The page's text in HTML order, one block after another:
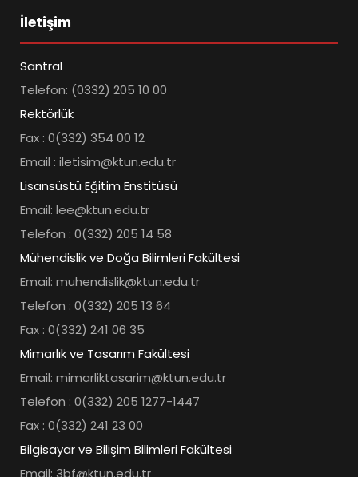
İletişim
Santral
Telefon: (0332) 205 10 00
Rektörlük
Fax : 0(332) 354 00 12
Email : iletisim@ktun.edu.tr
Lisansüstü Eğitim Enstitüsü
Email: lee@ktun.edu.tr
Telefon : 0(332) 205 14 58
Mühendislik ve Doğa Bilimleri Fakültesi
Email: muhendislik@ktun.edu.tr
Telefon : 0(332) 205 13 64
Fax : 0(332) 241 06 35
Mimarlık ve Tasarım Fakültesi
Email: mimarliktasarim@ktun.edu.tr
Telefon : 0(332) 205 1277-1447
Fax : 0(332) 241 23 00
Bilgisayar ve Bilişim Bilimleri Fakültesi
Email: 3bf@ktun.edu.tr